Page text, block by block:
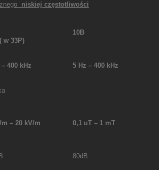
niskiej częstotliwości
( w 33P)
10B
400 kHz 5 Hz – 400 kHz
m – 20 kV/m
0,1 uT – 1 mT
80dB